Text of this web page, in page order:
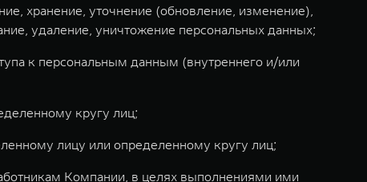
хранение, уточнение (обновление, изменение),
удаление, уничтожение персональных данных;
к персональным данным (внутреннего и/или
кругу лиц;
лицу или определенному кругу лиц;
Компании, в целях выполнениями ими